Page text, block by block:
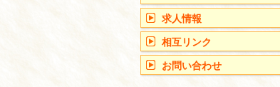
求人情報
相互リンク
お問い合わせ